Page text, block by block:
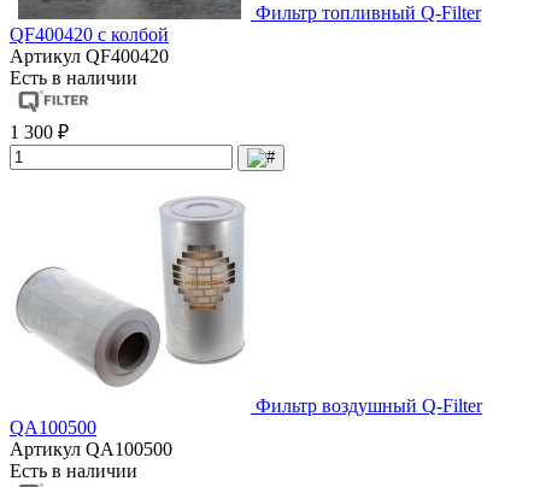
Фильтр топливный Q-Filter
QF400420 с колбой
Артикул QF400420
Есть в наличии
1 300 ₽
Фильтр воздушный Q-Filter
QA100500
Артикул QA100500
Есть в наличии